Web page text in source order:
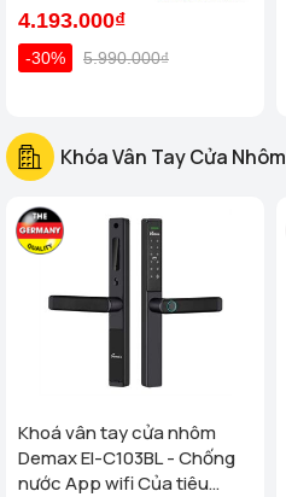
4.193.000₫
-30% 5.990.000₫
Khóa Vân Tay Cửa Nhôm
Khoá vân tay cửa nhôm
Demax El-C103BL - Chống
nước App wifi Của tiêu